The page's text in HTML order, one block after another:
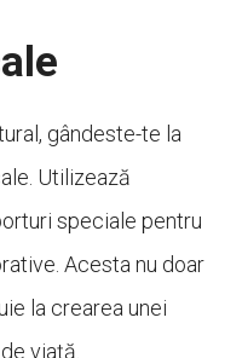
gândeste-te la
Utilizează
speciale pentru
Acesta nu doar
la crearea unei
viață.